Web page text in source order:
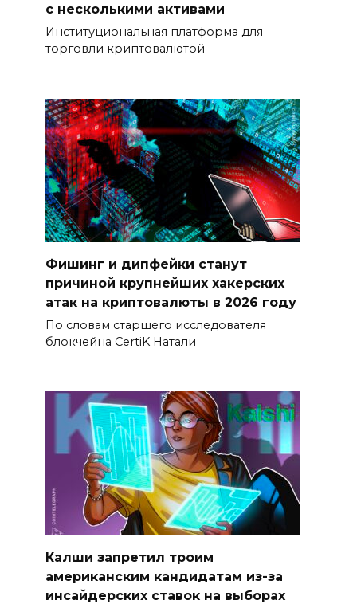
с несколькими активами
Институциональная платформа для
торговли криптовалютой
Фишинг и дипфейки станут
причиной крупнейших хакерских
атак на криптовалюты в 2026 году
По словам старшего исследователя
блокчейна CertiK Натали
Калши запретил троим
американским кандидатам из-за
инсайдерских ставок на выборах